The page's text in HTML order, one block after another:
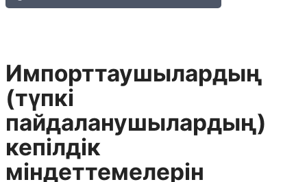
Импорттаушылардың
(түпкі
пайдаланушылардың)
кепілдік
міндеттемелерін